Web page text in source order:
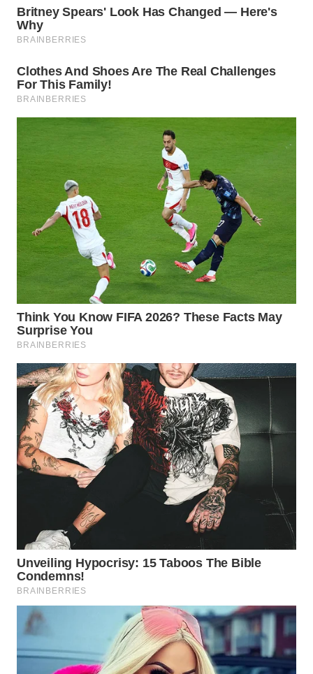
WN
KARAWANG
BEKASI
BOGOR
WN
DEPOK
WN
TAPANULI
UTARA
WN
SAMOSIR
WN
PADANG
LAWAS
WN
SUMEDANG
WN
CIANJUR
KEPULAUAN
SERIBU
WN
TANGERANG
WN
BINJAI
WN